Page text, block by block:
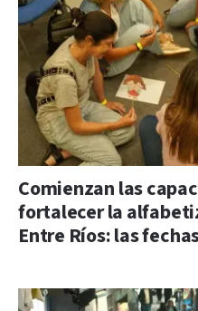
Comienzan las
fortalecer la
Entre Ríos: las